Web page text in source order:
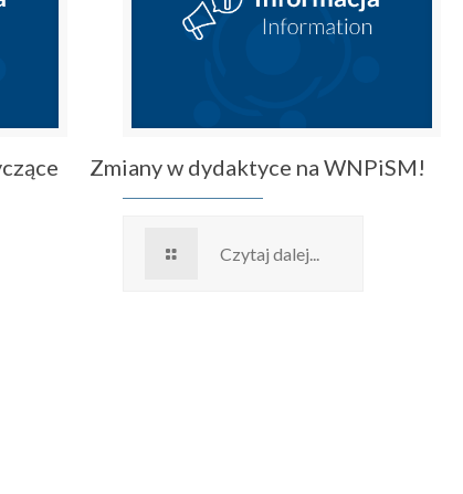
Zmiany w dydaktyce na WNPiSM!
Czytaj dalej...